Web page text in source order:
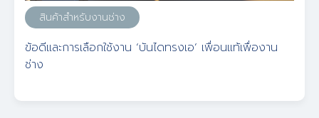
สินค้าสำหรับงานช่าง
ข้อดีและการเลือกใช้งาน ‘บันไดทรงเอ’ เพื่อนแท้เพื่องาน
ช่าง